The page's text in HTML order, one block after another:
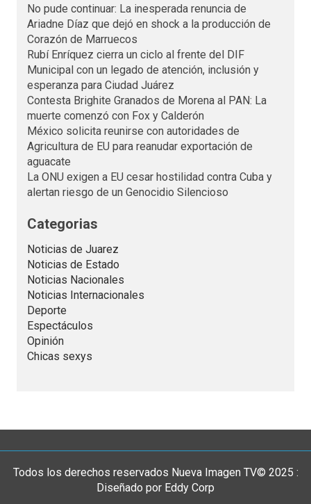
No pude continuar: La inesperada renuncia de
Ariadne Díaz que dejó en shock a la producción de
Corazón de Marruecos
Rubí Enríquez cierra un ciclo al frente del DIF
Municipal con un legado de atención, inclusión y
esperanza para Ciudad Juárez
Contesta Brighite Granados de Morena al PAN: La
muerte comenzó con Fox y Calderón
México solicita reunirse con autoridades de
Agricultura de EU para reanudar exportación de
aguacate
La ONU exigen a EU cesar hostilidad contra Cuba y
alertan riesgo de un Genocidio Silencioso
Categorias
Noticias de Juarez
Noticias de Estado
Noticias Nacionales
Noticias Internacionales
Deporte
Espectáculos
Opinión
Chicas sexys
Todos los derechos reservados Nueva Imagen TV© 2025 :
Diseñado por Eddy Corp